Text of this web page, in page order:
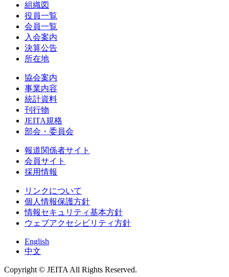
組織図
役員一覧
会員一覧
入会案内
決算公告
所在地
協会案内
事業内容
統計資料
刊行物
JEITA規格
部会・委員会
報道関係者サイト
会員サイト
採用情報
リンクについて
個人情報保護方針
情報セキュリティ基本方針
ウェブアクセシビリティ方針
English
中文
Copyright © JEITA All Rights Reserved.